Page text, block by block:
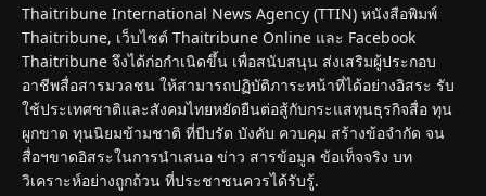
Thaitribune International News Agency (TTIN) หนังสือพิมพ์
Thaitribune, เว็บไซต์ Thaitribune Online และ Facebook
Thaitribune จึงได้ก่อกำเนิดขึ้น เพื่อสนับสนุน ส่งเสริมผู้ประกอบ
อาชีพสื่อสารมวลชน ให้สามารถปฏิบัติภาระหน้าที่ได้อย่างอิสระ รับ
ใช้ประเทศชาติและสังคมไทยหยัดยืนต่อสู้กับกระแสทุนธุรกิจสื่อ ทุน
ผูกขาด ทุนนิยมข้ามชาติ ที่บีบรัด บังคับ ควบคุม สร้างข้อจำกัด จน
สื่อฯขาดอิสระในการนำเสนอ ข่าว สารข้อมูล ข้อเท็จจริง บท
วิเคราะห์อย่างถูกถ้วน ที่ประชาชนควรได้รับรู้.